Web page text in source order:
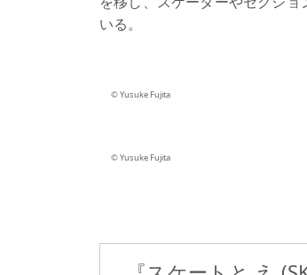
いる。
©️ Yusuke Fujita
©️ Yusuke Fujita